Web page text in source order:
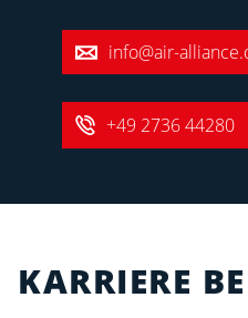
info@air-
+49 2736 44280
KARRIERE